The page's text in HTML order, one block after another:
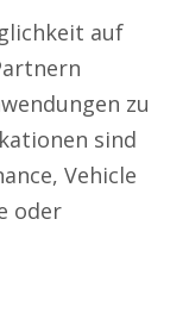
auf
zu
sind
Vehicle
oder